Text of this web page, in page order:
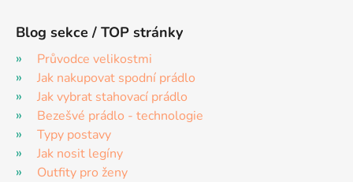
Blog sekce / TOP stránky
Průvodce velikostmi
Jak nakupovat spodní prádlo
Jak vybrat stahovací prádlo
Bezešvé prádlo - technologie
Typy postavy
Jak nosit legíny
Outfity pro ženy